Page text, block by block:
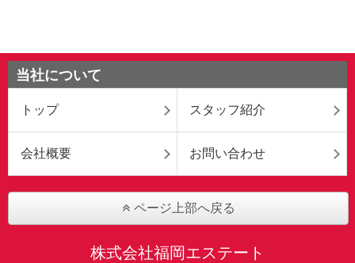
当社について
トップ スタッフ紹介
会社概要 お問い合わせ
ページ上部へ戻る
株式会社福岡エステート